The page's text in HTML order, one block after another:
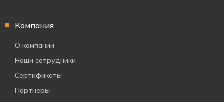
Компания
О компании
Наши сотрудники
Сертификаты
Партнеры